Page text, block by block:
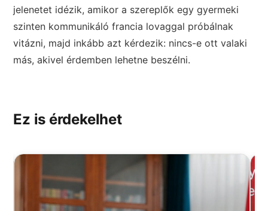
jelenetet idézik, amikor a szereplők egy gyermeki
szinten kommunikáló francia lovaggal próbálnak
vitázni, majd inkább azt kérdezik: nincs-e ott valaki
más, akivel érdemben lehetne beszélni.
Ez is érdekelhet